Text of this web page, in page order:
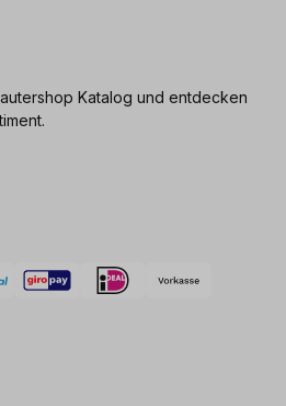
Katalog und entdecken